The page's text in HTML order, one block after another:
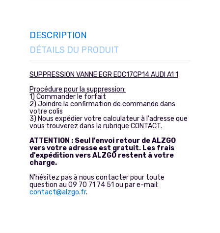
DESCRIPTION
DÉTAILS DU PRODUIT
SUPPRESSION VANNE EGR EDC17CP14 AUDI A1 1
Procédure pour la suppression:
1) Commander le forfait
2) Joindre la confirmation de commande dans
votre colis
3) Nous expédier votre calculateur à l'adresse que
vous trouverez dans la rubrique CONTACT.
ATTENTION : Seul l'envoi retour de ALZGO
vers votre adresse est gratuit. Les frais
d'expédition vers ALZGO restent à votre
charge.
N'hésitez pas à nous contacter pour toute
question au 09 70 71 74 51 ou par e-mail:
contact@alzgo.fr.